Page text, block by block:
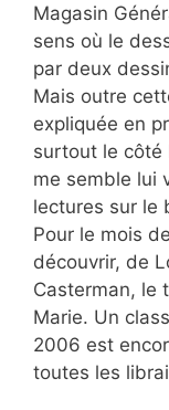
Magasin
sens où le
par deux
Mais outre
expliquée en
surtout le côté
me semble lui
lectures sur le
Pour le mois
découvrir, de
Casterman, le
Marie. Un
2006 est
toutes les